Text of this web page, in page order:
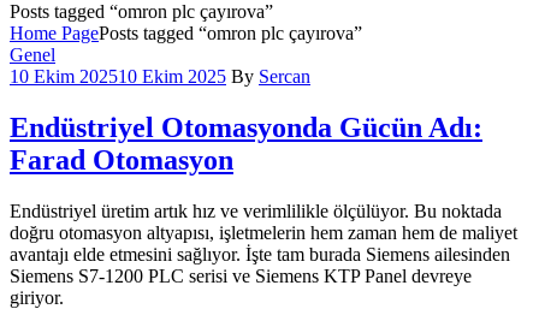
Posts tagged “omron plc çayırova”
Home PagePosts tagged “omron plc çayırova”
Categories
Genel
10 Ekim 202510 Ekim 2025 By Sercan
Endüstriyel Otomasyonda Gücün Adı:
Farad Otomasyon
Endüstriyel üretim artık hız ve verimlilikle ölçülüyor. Bu noktada
doğru otomasyon altyapısı, işletmelerin hem zaman hem de maliyet
avantajı elde etmesini sağlıyor. İşte tam burada Siemens ailesinden
Siemens S7-1200 PLC serisi ve Siemens KTP Panel devreye
giriyor.